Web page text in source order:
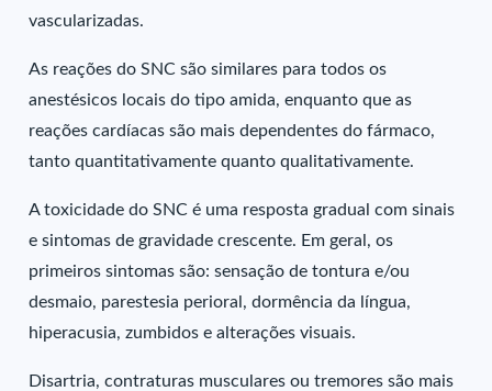
vascularizadas.
As reações do SNC são similares para todos os
anestésicos locais do tipo amida, enquanto que as
reações cardíacas são mais dependentes do fármaco,
tanto quantitativamente quanto qualitativamente.
A toxicidade do SNC é uma resposta gradual com sinais
e sintomas de gravidade crescente. Em geral, os
primeiros sintomas são: sensação de tontura e/ou
desmaio, parestesia perioral, dormência da língua,
hiperacusia, zumbidos e alterações visuais.
Disartria, contraturas musculares ou tremores são mais